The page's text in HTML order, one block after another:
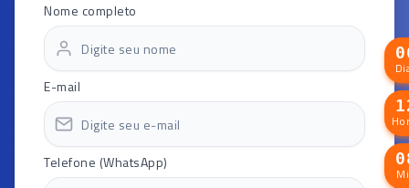
Nome completo
E-mail
Telefone (WhatsApp)